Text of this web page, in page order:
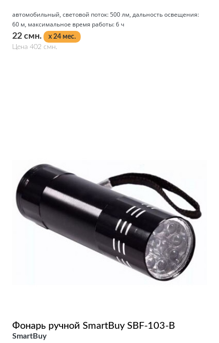
автомобильный, световой поток: 500 лм, дальность освещения:
60 м, максимальное время работы: 6 ч
22 смн.
x 24 мес.
Цена 402 смн.
Фонарь ручной SmartBuy SBF-103-B
SmartBuy